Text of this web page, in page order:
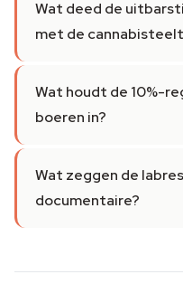
Wat deed de
met de
Wat houdt de 10%-
boeren in?
Wat zeggen de
documentaire?